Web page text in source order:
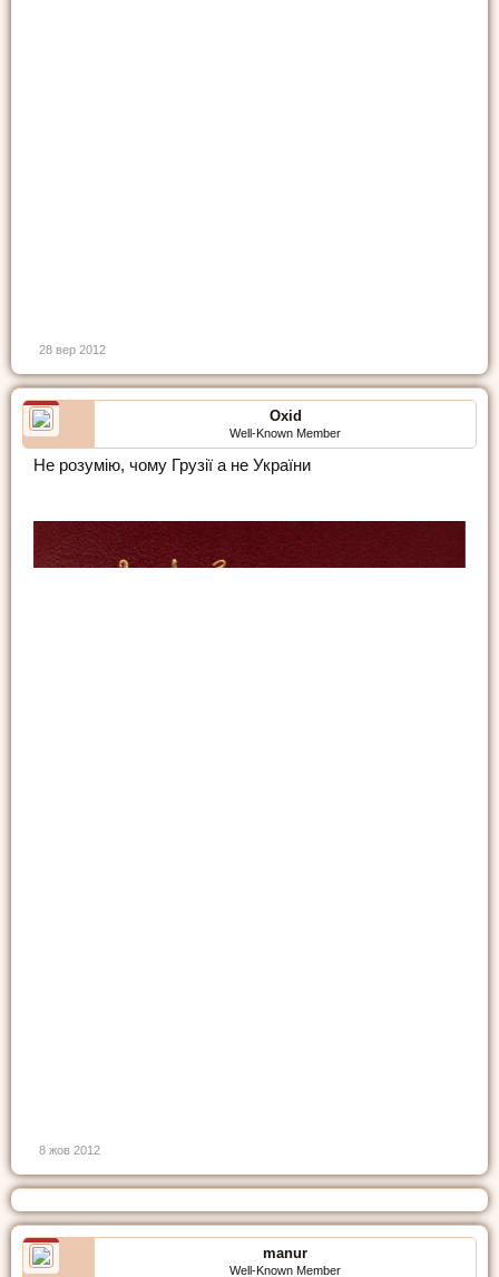
28 вер 2012
Oxid
Well-Known Member
Не розумію, чому Грузії а не України
8 жов 2012
manur
Well-Known Member